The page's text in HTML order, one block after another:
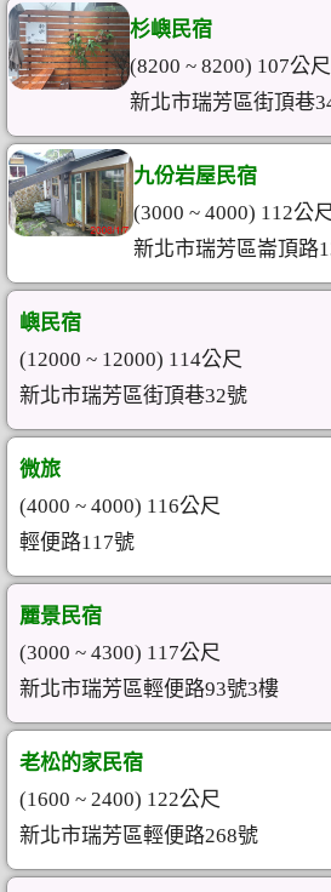
杉嶼民宿
(8200 ~ 8200) 107公尺
新北市瑞芳區街頂巷
九份岩屋民宿
(3000 ~ 4000) 112公尺
新北市瑞芳區崙頂路
嶼民宿
(12000 ~ 12000) 114公尺
新北市瑞芳區街頂巷32號
微旅
(4000 ~ 4000) 116公尺
輕便路117號
麗景民宿
(3000 ~ 4300) 117公尺
新北市瑞芳區輕便路93號3樓
老松的家民宿
(1600 ~ 2400) 122公尺
新北市瑞芳區輕便路268號